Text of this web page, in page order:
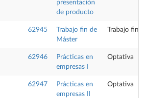
presentación
de producto
62945
Trabajo fin de
Máster
Trabajo fin
62946
Prácticas en
empresas I
Optativa
62947
Prácticas en
empresas II
Optativa